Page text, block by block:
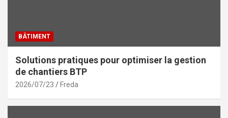
BÂTIMENT
Solutions pratiques pour optimiser la gestion
de chantiers BTP
2026/07/23 Freda